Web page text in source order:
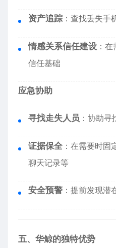
资产追踪 ：查找丢失手
情感关系信任建设 ：
信任基础
应急协助
寻找走失人员 ：协助
证据保全 ：在需要时固
聊天记录等
安全预警 ：提前发现潜
五、华鲸的独特优势